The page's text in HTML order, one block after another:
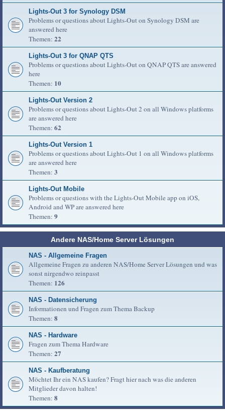
Lights-Out 3 for Synology DSM
Problems or questions about Lights-Out on Synology DSM are
answered here
Themen: 22
Lights-Out 3 for QNAP QTS
Problems or questions about Lights-Out on QNAP QTS are answered
here
Themen: 10
Lights-Out Version 2
Problems or questions about Lights-Out 2 on all Windows platforms
are answered here
Themen: 62
Lights-Out Version 1
Problems or questions about Lights-Out 1 on all Windows platforms
are answered here
Themen: 3
Lights-Out Mobile
Problems or questions with the Lights-Out Mobile app on iOS,
Android and WP are answered here
Themen: 9
Andere NAS/Home Server Lösungen
NAS - Allgemeine Fragen
Allgemeine Fragen zu anderen NAS/Home Server Lösungen und was
sonst nirgendwo reinpasst
Themen: 126
NAS - Datensicherung
Informationen und Fragen zum Thema Backup
Themen: 8
NAS - Hardware
Fragen zum Thema Hardware
Themen: 27
NAS - Kaufberatung
Möchtet Ihr ein NAS kaufen? Fragt hier nach was die anderen
Mitglieder davon halten!
Themen: 8